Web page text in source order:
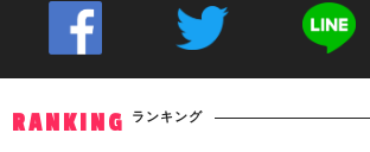
RANKING ランキング